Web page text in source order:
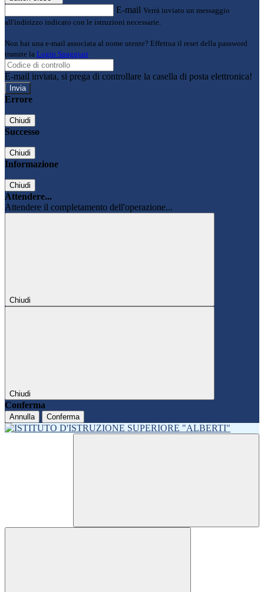
E-mail Verrà inviato un messaggio
all'indirizzo indicato con le istruzioni necessarie.
Non hai una e-mail associata al nome utente? Effettua il reset della password
tramite la Login Spaggiari
E-mail inviata, si prega di controllare la casella di posta elettronica!
Errore
Chiudi
Successo
Chiudi
Informazione
Chiudi
Attendere...
Attendere il completamento dell'operazione...
Chiudi
Chiudi
Conferma
Annulla Conferma